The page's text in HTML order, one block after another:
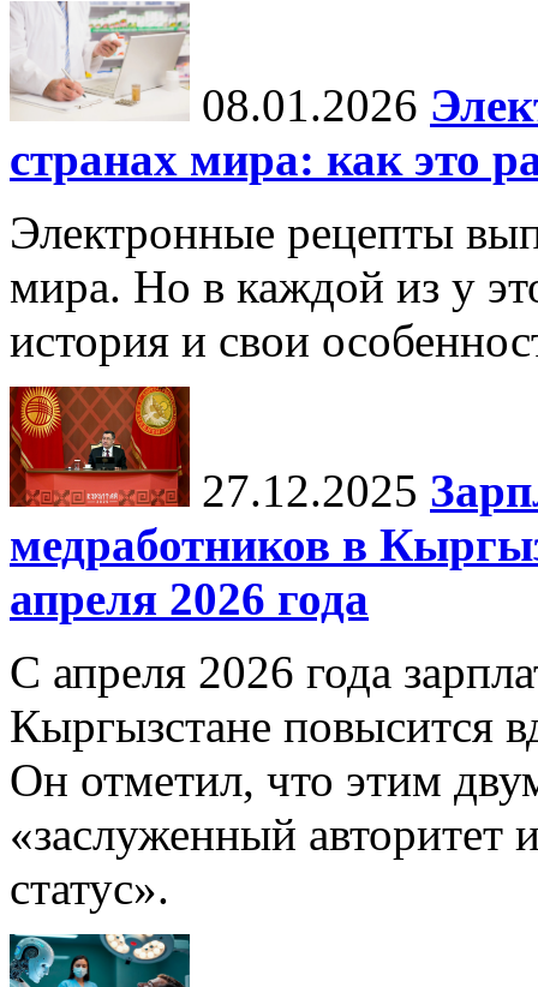
08.01.2026
странах мира: как это
Электронные рецепты
мира. Но в каждой из у
история и свои
27.12.2025
медработников в
апреля 2026 года
С апреля 2026 года
Кыргызстане повысится
Он отметил, что этим
«заслуженный
статус».